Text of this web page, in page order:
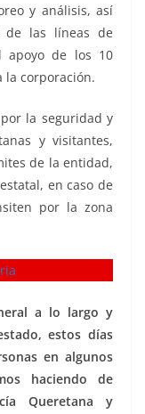
y análisis, así
de las líneas de
apoyo de los 10
la corporación.
la seguridad y
y visitantes,
de la entidad,
en caso de
por la zona
a lo largo y
estos días
en algunos
haciendo de
Queretana y